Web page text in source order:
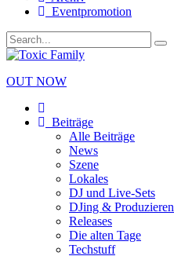
Eventpromotion
OUT NOW
Beiträge
Alle Beiträge
News
Szene
Lokales
DJ und Live-Sets
DJing & Produzieren
Releases
Die alten Tage
Techstuff